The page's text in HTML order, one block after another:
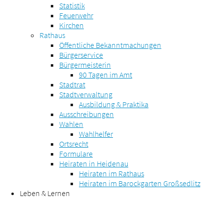
Statistik
Feuerwehr
Kirchen
Rathaus
Öffentliche Bekanntmachungen
Bürgerservice
Bürgermeisterin
90 Tagen im Amt
Stadtrat
Stadtverwaltung
Ausbildung & Praktika
Ausschreibungen
Wahlen
Wahlhelfer
Ortsrecht
Formulare
Heiraten in Heidenau
Heiraten im Rathaus
Heiraten im Barockgarten Großsedlitz
Leben & Lernen